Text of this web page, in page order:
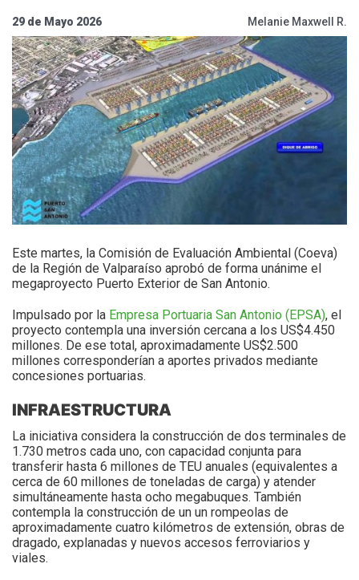
29 de Mayo 2026 Melanie Maxwell R.
Este martes, la Comisión de Evaluación Ambiental (Coeva)
de la Región de Valparaíso aprobó de forma unánime el
megaproyecto Puerto Exterior de San Antonio.
Impulsado por la Empresa Portuaria San Antonio (EPSA), el
proyecto contempla una inversión cercana a los US$4.450
millones. De ese total, aproximadamente US$2.500
millones corresponderían a aportes privados mediante
concesiones portuarias.
INFRAESTRUCTURA
La iniciativa considera la construcción de dos terminales de
1.730 metros cada uno, con capacidad conjunta para
transferir hasta 6 millones de TEU anuales (equivalentes a
cerca de 60 millones de toneladas de carga) y atender
simultáneamente hasta ocho megabuques. También
contempla la construcción de un un rompeolas de
aproximadamente cuatro kilómetros de extensión, obras de
dragado, explanadas y nuevos accesos ferroviarios y
viales.